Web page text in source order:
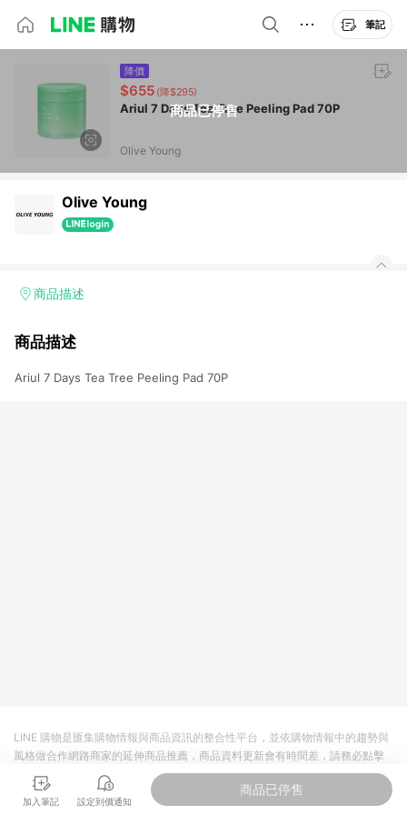
筆記
商品已停售
降價
$655 (降$295)
Ariul 7 Days Tea Tree Peeling Pad 70P
Olive Young
Olive Young
商品描述
商品描述
Ariul 7 Days Tea Tree Peeling Pad 70P
加入筆記 設定到價通知
商品已停售
LINE 購物是匯集購物情報與商品資訊的整合性平台，並依購物情報中的趨勢與
風格做合作網路商家的延伸商品推薦，商品資料更新會有時間差，請務必點擊
商品至各合作網路商家，確認現售價與購物條件，一切資訊以合作廠商網頁為
準。